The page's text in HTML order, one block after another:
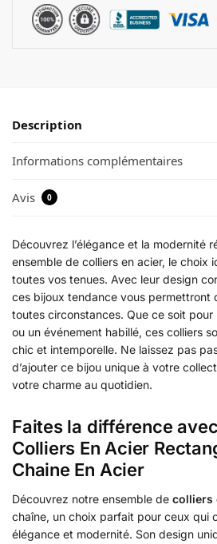
Description
Informations complémentaires
Avis 0
Découvrez l’élégance et la modernité
ensemble de colliers en acier, le choix
toutes vos tenues. Avec leur design
ces bijoux tendance vous permettront
toutes circonstances. Que ce soit
ou un événement habillé, ces colliers
chic et intemporelle. Ne laissez pas
d’ajouter ce bijou unique à votre
votre charme au quotidien.
Faites la différence
Colliers En Acier
Chaine En Acier
Découvrez notre ensemble de colliers
chaîne, un choix parfait pour ceux qui
élégance et modernité. Son design